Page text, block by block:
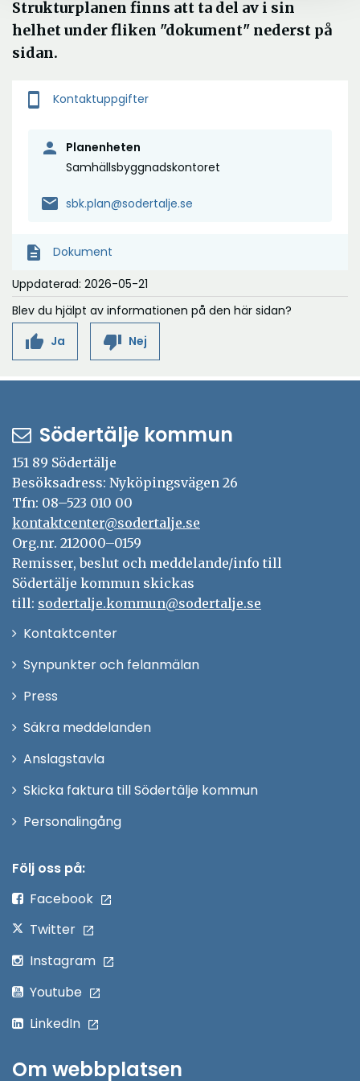
Strukturplanen finns att ta del av i sin
helhet under fliken "dokument" nederst på
sidan.
smartphone Kontaktuppgifter
person
Planenheten
Samhällsbyggnadskontoret
mail sbk.plan@sodertalje.se
description Dokument
Uppdaterad: 2026-05-21
Blev du hjälpt av informationen på den här sidan?
thumb_up Ja thumb_down Nej
Södertälje kommun
151 89 Södertälje
Besöksadress: Nyköpingsvägen 26
Tfn: 08–523 010 00
kontaktcenter@sodertalje.se
Org.nr. 212000–0159
Remisser, beslut och meddelande/info till
Södertälje kommun skickas
till: sodertalje.kommun@sodertalje.se
KontaktcenterÖppna
Synpunkter och felanmälan
Press
fönster
Säkra meddelanden
Anslagstavla
Skicka faktura till Södertälje kommun
PersonalingångÖppna
Följ oss på:
Facebook
Twitter
Instagram
Youtube
LinkedIn
Om webbplatsen